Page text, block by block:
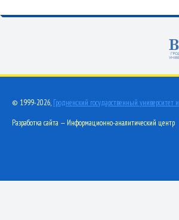
© 1999-2026, Гродненский государственный
Разработка сайта — Информационно-аналитический центр